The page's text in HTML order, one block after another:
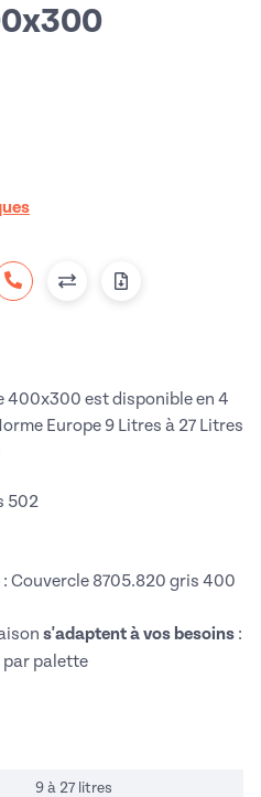
400x300 est disponible en 4
Europe 9 Litres à 27 Litres
502
Couvercle 8705.820 gris 400
s'adaptent à vos besoins :
par palette
9 à 27 litres